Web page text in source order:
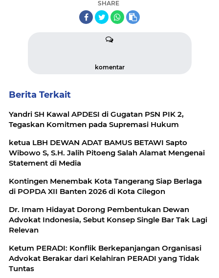
SHARE
komentar
Berita Terkait
Yandri SH Kawal APDESI di Gugatan PSN PIK 2,
Tegaskan Komitmen pada Supremasi Hukum
ketua LBH DEWAN ADAT BAMUS BETAWI Sapto
Wibowo S, S.H. Jalih Pitoeng Salah Alamat Mengenai
Statement di Media
Kontingen Menembak Kota Tangerang Siap Berlaga
di POPDA XII Banten 2026 di Kota Cilegon
Dr. Imam Hidayat Dorong Pembentukan Dewan
Advokat Indonesia, Sebut Konsep Single Bar Tak Lagi
Relevan
Ketum PERADI: Konflik Berkepanjangan Organisasi
Advokat Berakar dari Kelahiran PERADI yang Tidak
Tuntas